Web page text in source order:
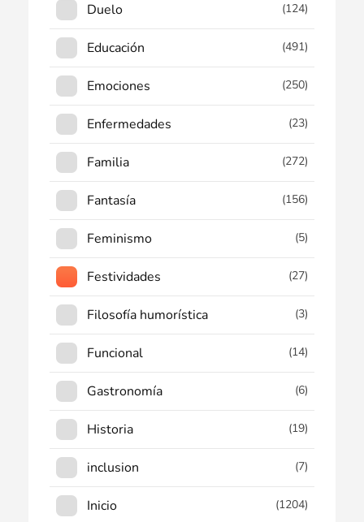
Duelo (124)
Educación (491)
Emociones (250)
Enfermedades (23)
Familia (272)
Fantasía (156)
Feminismo (5)
Festividades (27)
Filosofía humorística (3)
Funcional (14)
Gastronomía (6)
Historia (19)
inclusion (7)
Inicio (1204)